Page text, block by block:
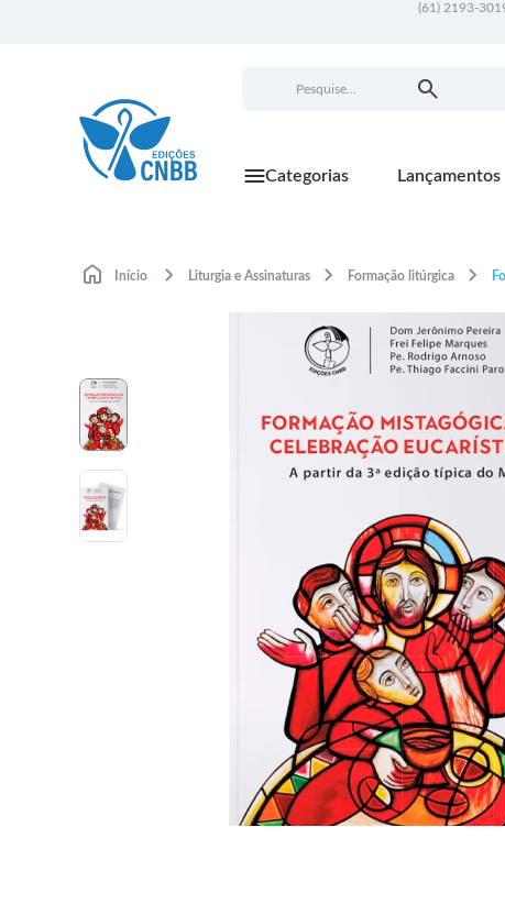
(61) 2193-
Categorias Lançamentos
Início Liturgia e Assinaturas Formação litúrgica